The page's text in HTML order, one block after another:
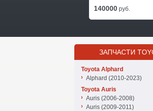
140000 руб.
ЗАПЧАСТИ
Toyota Alphard
Alphard (2010-2023)
Toyota Auris
Auris (2006-2008)
Auris (2009-2011)